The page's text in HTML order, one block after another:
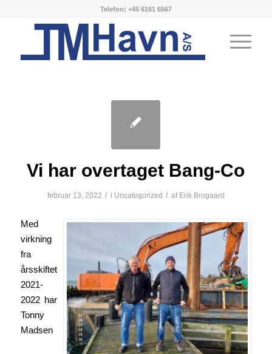
Telefon: +45 6161 6567
Vi har overtaget Bang-Co
februar 13, 2022 / i Uncategorized / af Erik Brogaard
Med
virkning
fra
årsskiftet
2021-
2022 har
Tonny
Madsen